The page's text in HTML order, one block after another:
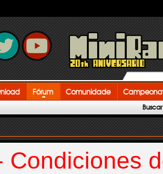
Fórum Comunidade
Buscar
Condiciones